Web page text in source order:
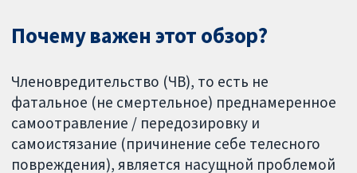
Почему важен этот обзор?
Членовредительство (ЧВ), то есть не
фатальное (не смертельное) преднамеренное
самоотравление / передозировку и
самоистязание (причинение себе телесного
повреждения), является насущной проблемой